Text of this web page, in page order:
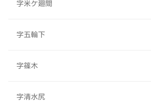
字米ケ廻間
字五輪下
字篠木
字清水尻